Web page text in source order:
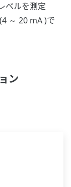
ベルを測定
～ 20 mA )で
ン